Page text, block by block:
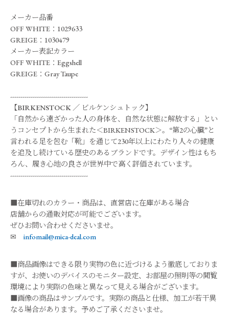
メーカー品番
OFF WHITE：1029633
GREIGE：1030479
メーカー表記カラー
OFF WHITE：Eggshell
GREIGE：Gray Taupe
--------------------------------------
【BIRKENSTOCK ／ ビルケンシュトック】
「自然から遠ざかった人の身体を、自然な状態に解放する」とい
うコンセプトから生まれた＜BIRKENSTOCK＞。“第2の心臓”と
言われる足を包む「靴」を通じて230年以上にわたり人々の健康
を追及し続けている歴史のあるブランドです。デザイン性はもち
ろん、履き心地の良さが世界中で高く評価されています。
--------------------------------------
■在庫切れのカラー・商品は、直営店に在庫がある場合
店舗からの通販対応が可能でございます。
ぜひお問い合わせくださいませ。
✉infomail@mica-deal.com
■商品画像はできる限り実物の色に近づけるよう徹底しておりま
すが、お使いのデバイスのモニター設定、お部屋の照明等の閲覧
環境により実際の色味と異なって見える場合がございます。
■画像の商品はサンプルです。実際の商品と仕様、加工が若干異
なる場合があります。予めご了承くださいませ。